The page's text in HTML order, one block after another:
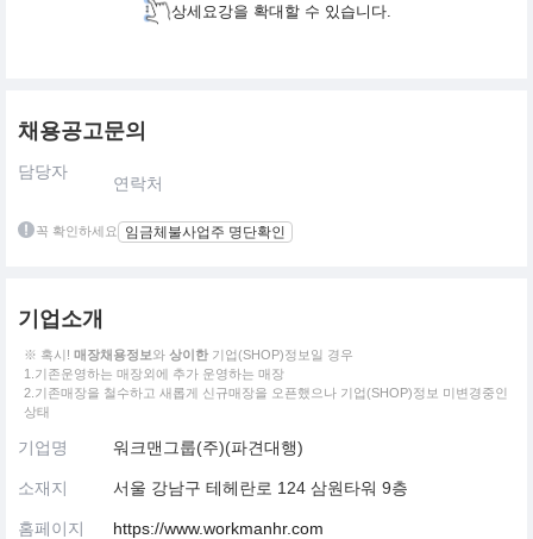
상세요강을 확대할 수 있습니다.
채용공고문의
담당자
연락처
꼭 확인하세요 임금체불사업주 명단확인
기업소개
※ 혹시! 매장채용정보와 상이한 기업(SHOP)정보일 경우
1.기존운영하는 매장외에 추가 운영하는 매장
2.기존매장을 철수하고 새롭게 신규매장을 오픈했으나 기업(SHOP)정보 미변경중인
상태
기업명 워크맨그룹(주)(파견대행)
소재지 서울 강남구 테헤란로 124 삼원타워 9층
홈페이지 https://www.workmanhr.com